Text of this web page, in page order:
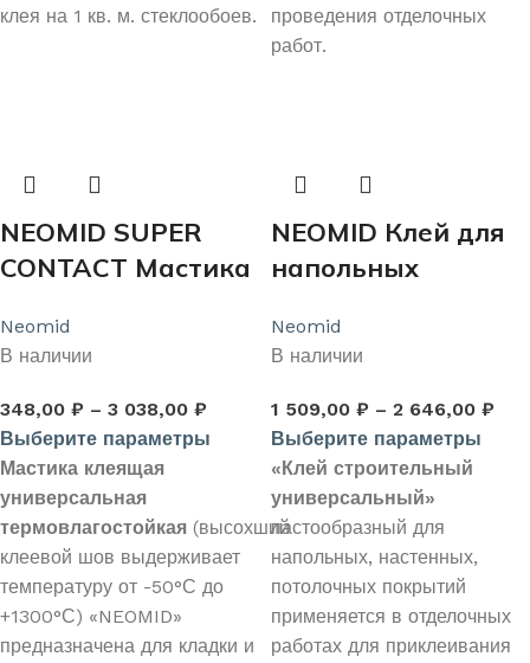
клея на 1 кв. м. стеклообоев.
проведения отделочных
работ.
NEOMID SUPER
CONTACT Мастика
универсальная
я
Neomid
В наличии
348,00 ₽ – 3 038,00 ₽
Выберите параметры
Мастика клеящая
универсальная
термовлагостойкая (высохший
клеевой шов выдерживает
температуру от -50°С до
+1300°С) «NEOMID»
предназначена для кладки и
NEOMID Клей для
напольных
Neomid
В наличии
1 509,00 ₽ – 2 646,00 ₽
Выберите параметры
«Клей строительный
универсальный»
пастообразный для
напольных, настенных,
потолочных покрытий
применяется в отделочных
работах для приклеивания